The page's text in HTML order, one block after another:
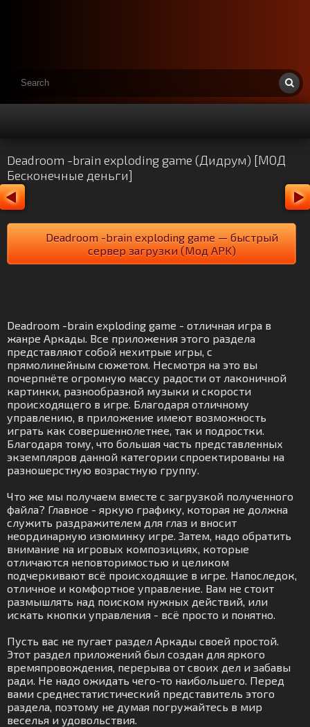
Deadroom -brain exploding game (Дидрум) [МОД
Бесконечные деньги]
Deadroom -brain exploding game — быстрый
сервер загрузки (Мод APK)
Deadroom -brain exploding game - отличная игра в
жанре Аркады. Все приложения этого раздела
представляют собой нехитрые игры, с
прямолинейным сюжетом. Несмотря на это вы
почерпнёте огромную массу радости от лаконичной
картинки, разнообразной музыки и скорости
происходящего в игре. Благодаря отличному
управлению, в приложение имеют возможность
играть как совершеннолетнее, так и подростки.
Благодаря тому, что большая часть представленных
экземпляров данной категории спроектированы на
разношерстную возрастную группу.
Что же мы получаем вместе с загрузкой полученного
файла? Главное - яркую графику, которая не должна
служить раздражителем для глаз и вносит
неординарную изюминку игре. Затем, надо обратить
внимание на игровых композициях, которые
отличаются неповторимостью и целиком
подчеркивают всё происходящие в игре. Напоследок,
отличное и комфортное управление. Вам не стоит
размышлять над поиском нужных действий, или
искать кнопки управления - всё просто и понятно.
Пусть вас не пугает раздел Аркады своей простой.
Этот раздел приложений был создан для яркого
времяпровождения, перерыва от своих дел и забавы
ради. Не надо ожидать чего-то наибольшего. Перед
вами среднестатистический представитель этого
раздела, поэтому не думая погружайтесь в мир
веселья и удовольствия.